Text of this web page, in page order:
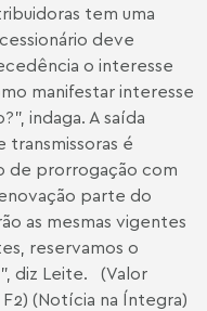
tem uma
deve
o interesse
manifestar interesse
indaga. A saída
é
de prorrogação com
parte do
as mesmas vigentes
reservamos o
diz Leite. (Valor
(Notícia na Íntegra)